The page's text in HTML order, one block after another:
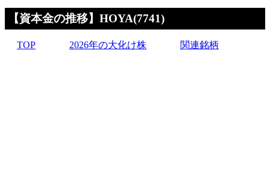
【資本金の推移】HOYA(7741)
TOP 2026年の大化け株 関連銘柄